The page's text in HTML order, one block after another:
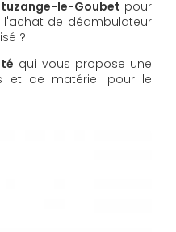
le-Goubet pour
l'achat de déambulateur
?
qui vous propose une
et de matériel pour le